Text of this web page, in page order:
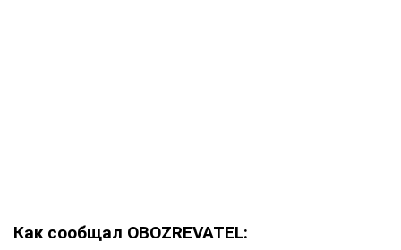
Как сообщал OBOZREVATEL: